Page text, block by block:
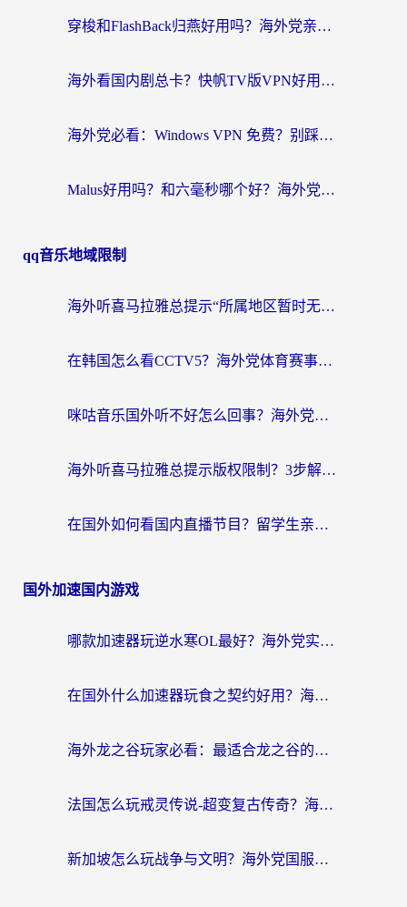
穿梭和FlashBack归燕好用吗？海外党亲测3款热门回国加速器，教你选对不踩坑
海外看国内剧总卡？快帆TV版VPN好用吗？和快滚VPN对比哪个回国效果更好？
海外党必看：Windows VPN 免费？别踩坑！教你选对好用的国内加速器无缝回国
Malus好用吗？和六毫秒哪个好？海外党选回国加速器的避坑指南
qq音乐地域限制
海外听喜马拉雅总提示“所属地区暂时无版权”？这个限制解除方法亲测有效！
在韩国怎么看CCTV5？海外党体育赛事+中文解说观看终极指南
咪咕音乐国外听不好怎么回事？海外党听歌自由的终极解决方案来了
海外听喜马拉雅总提示版权限制？3步解决+2个音乐平台问题全攻略
在国外如何看国内直播节目？留学生亲测有效的追剧加速指南
国外加速国内游戏
哪款加速器玩逆水寒OL最好？海外党实测后的终极选择指南
在国外什么加速器玩食之契约好用？海外党亲测有效的国服游戏加速指南
海外龙之谷玩家必看：最适合龙之谷的加速器，解决延迟卡顿还能畅玩幻书启示录和梦幻西游？
法国怎么玩戒灵传说-超变复古传奇？海外玩家国服游戏加速终极指南
新加坡怎么玩战争与文明？海外党国服游戏加速器终极避坑指南